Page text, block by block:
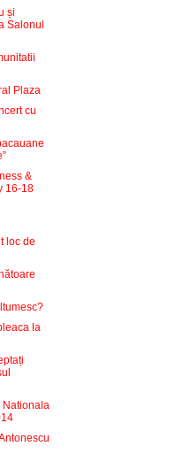
și
Salonul
Plaza
cu
&
16-18
loc de
la
Nationala